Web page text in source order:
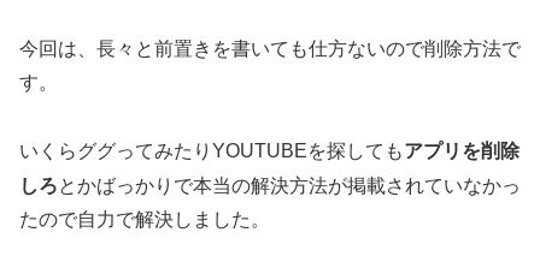
今回は、長々と前置きを書いても仕方ないので削除方法で
す。
いくらググってみたりYOUTUBEを探してもアプリを削除
しろとかばっかりで本当の解決方法が掲載されていなかっ
たので自力で解決しました。